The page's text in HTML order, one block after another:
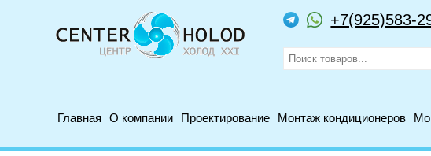
+7(925)583-
Главная О компании Проектирование Монтаж кондиционеров